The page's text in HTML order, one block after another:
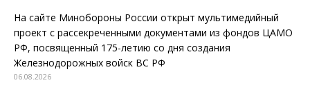
На сайте Минобороны России открыт мультимедийный
проект с рассекреченными документами из фондов ЦАМО
РФ, посвященный 175-летию со дня создания
Железнодорожных войск ВС РФ
06.08.2026